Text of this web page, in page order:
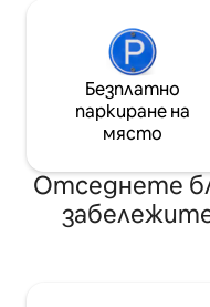
Безплатно
паркиране на
място
Отседнете